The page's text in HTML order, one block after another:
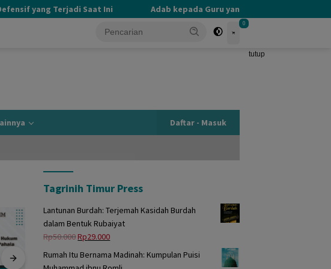
yang Terjadi Saat Ini Adab kepada Guru yang Terlupakan
0
tutup
Daftar - Masuk
Tagrinih Timur Press
Lantunan Burdah: Terjemah Kasidah Burdah
dalam Bentuk Rubaiyat
Rp50.000Harga
adalah:
Rp29.000Harga
Rumah Itu Bernama Madinah: Kumpulan Puisi